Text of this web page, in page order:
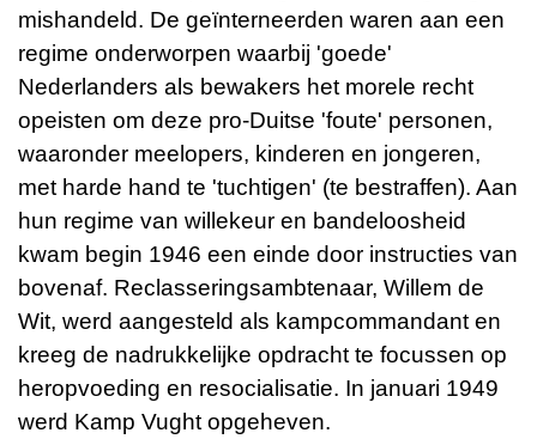
mishandeld. De geïnterneerden waren aan een
regime onderworpen waarbij 'goede'
Nederlanders als bewakers het morele recht
opeisten om deze pro-Duitse 'foute' personen,
waaronder meelopers, kinderen en jongeren,
met harde hand te 'tuchtigen' (te bestraffen). Aan
hun regime van willekeur en bandeloosheid
kwam begin 1946 een einde door instructies van
bovenaf. Reclasseringsambtenaar, Willem de
Wit, werd aangesteld als kampcommandant en
kreeg de nadrukkelijke opdracht te focussen op
heropvoeding en resocialisatie. In januari 1949
werd Kamp Vught opgeheven.